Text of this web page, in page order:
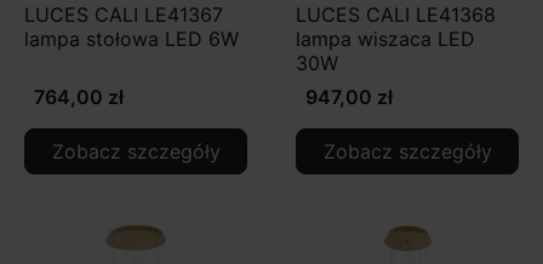
LUCES CALI LE41367
lampa stołowa LED 6W
764,00 zł
Zobacz szczegóły
LUCES CALI LE41368
lampa wiszaca LED
30W
947,00 zł
Zobacz szczegóły